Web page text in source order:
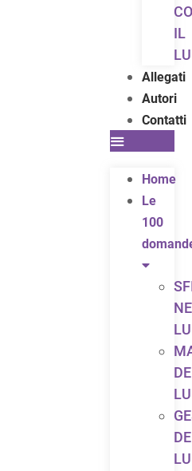
IL
Allegati
Autori
Contatti
Home
Le
100